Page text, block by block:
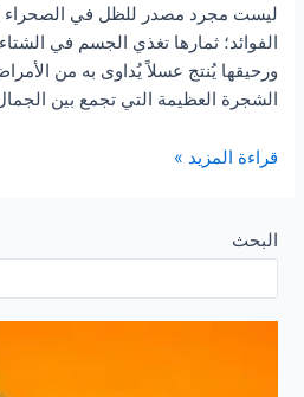
ليست مجرد مصدر للظل في الصحراء
الفوائد؛ ثمارها تغذي الجسم في
ورحيقها يُنتج عسلاً يُداوى به من
الشجرة العظيمة التي تجمع بين
قراءة المزيد »
البحث